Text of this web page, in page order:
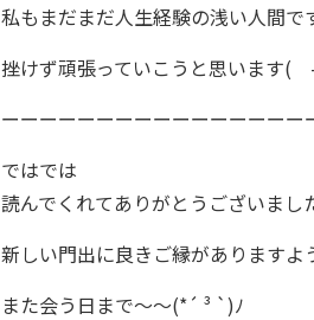
私もまだまだ人生経験の浅い人間で
挫けず頑張っていこうと思いま
ーーーーーーーーーーーーーーーー
ではでは
読んでくれてありがとうございまし
新しい門出に良きご縁がありますよ
また会う日まで～～(*´ ³ `)ﾉ